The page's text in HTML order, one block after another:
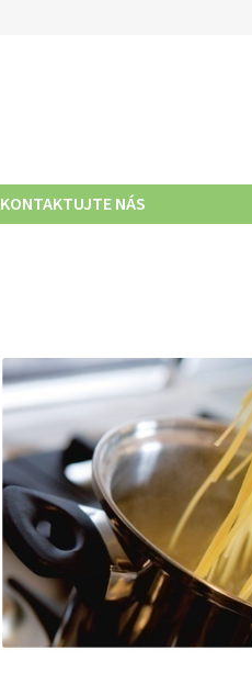
KONTAKTUJTE NÁS